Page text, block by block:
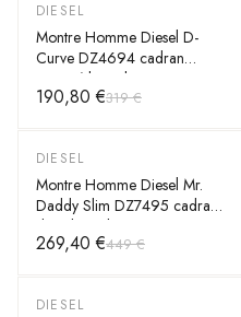
-40%
DIESEL
Montre Homme Diesel D-
Curve DZ4694 cadran
argenté bracelet acier
190,80 €319 €
-40%
DIESEL
Montre Homme Diesel Mr.
Daddy Slim DZ7495 cadran
doré bracelet acier
269,40 €449 €
-40%
DIESEL